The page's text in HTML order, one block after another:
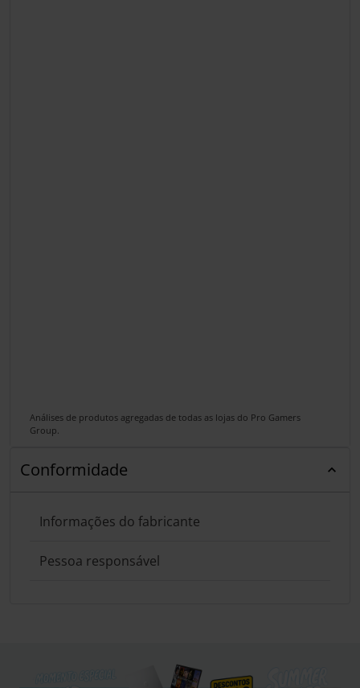
Análises de produtos agregadas de todas as lojas do Pro Gamers
Group.
Conformidade
Informações do fabricante
Pessoa responsável